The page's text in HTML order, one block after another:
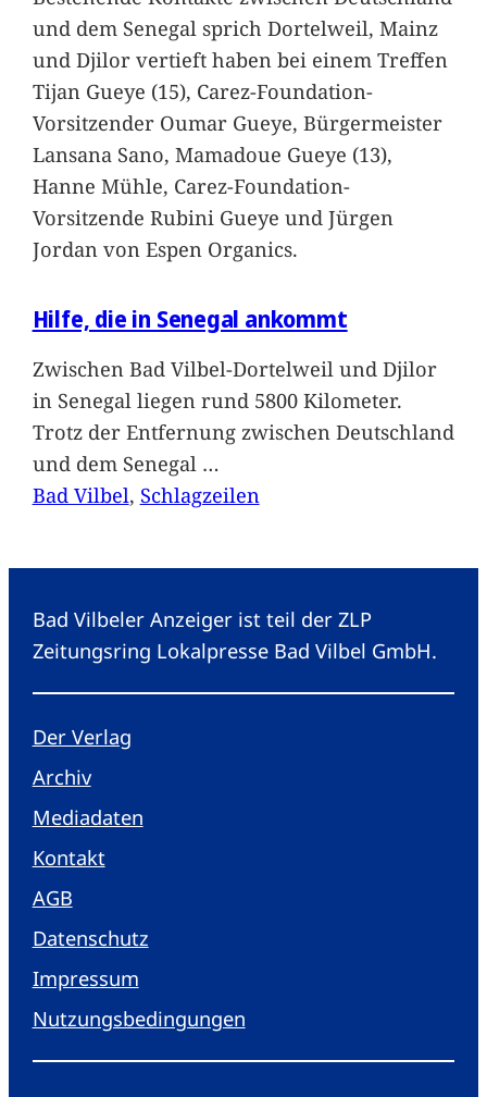
und dem Senegal sprich Dortelweil, Mainz
und Djilor vertieft haben bei einem Treffen
Tijan Gueye (15), Carez-Foundation-
Vorsitzender Oumar Gueye, Bürgermeister
Lansana Sano, Mamadoue Gueye (13),
Hanne Mühle, Carez-Foundation-
Vorsitzende Rubini Gueye und Jürgen
Jordan von Espen Organics.
Hilfe, die in Senegal ankommt
Zwischen Bad Vilbel-Dortelweil und Djilor
in Senegal liegen rund 5800 Kilometer.
Trotz der Entfernung zwischen Deutschland
und dem Senegal …
Bad Vilbel, Schlagzeilen
Bad Vilbeler Anzeiger ist teil der ZLP
Zeitungsring Lokalpresse Bad Vilbel GmbH.
Der Verlag
Archiv
Mediadaten
Kontakt
AGB
Datenschutz
Impressum
Nutzungsbedingungen